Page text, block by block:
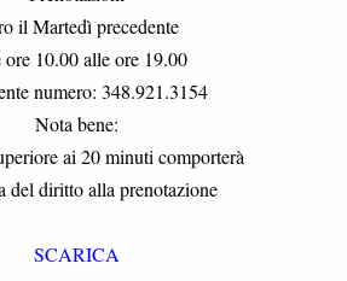
il Martedì precedente
ore 10.00 alle ore 19.00
numero: 348.921.3154
Nota bene:
ai 20 minuti comporterà
del diritto alla prenotazione
SCARICA